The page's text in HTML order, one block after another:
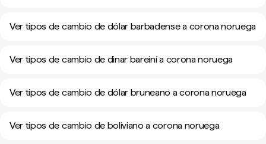
Ver tipos de cambio de dólar barbadense a corona noruega
Ver tipos de cambio de dinar bareiní a corona noruega
Ver tipos de cambio de dólar bruneano a corona noruega
Ver tipos de cambio de boliviano a corona noruega